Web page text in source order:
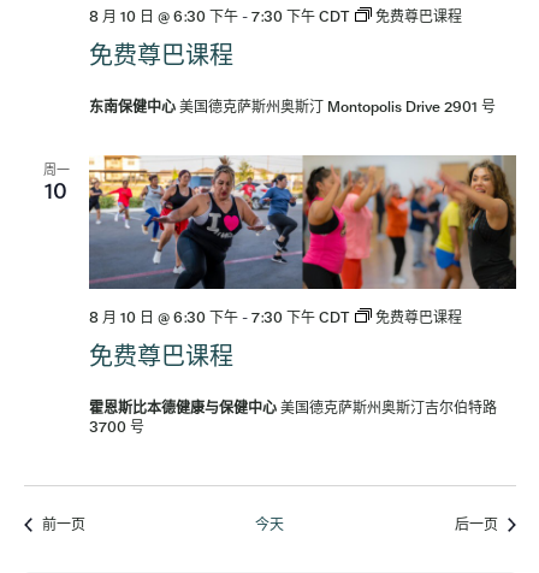
免费尊巴课程
8 月 10 日 @ 6:30 下午-7:30 下午 CDT 免费尊巴课程
东南保健中心美国德克萨斯州奥斯汀 Montopolis Drive 2901 号
周一
10
免费尊巴课程
8 月 10 日 @ 6:30 下午-7:30 下午 CDT 免费尊巴课程
霍恩斯比本德健康与保健中心美国德克萨斯州奥斯汀吉尔伯特路
3700 号
前一页活动 今天 后一页活动